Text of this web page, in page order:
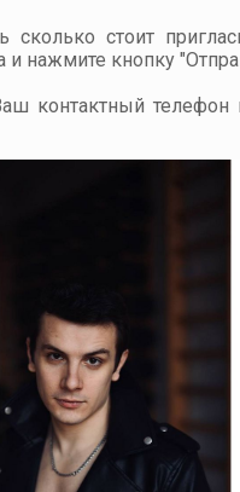
сколько стоит
и нажмите кнопку
контактный